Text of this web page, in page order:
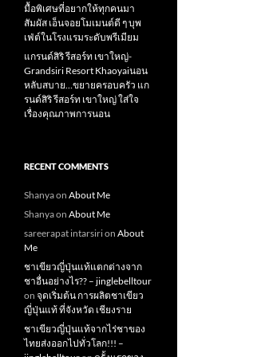
มื้อพิเศษที่อยากให้ทุกคนมา
สัมผัส เอ็นจอยโมเมนต์ดี ๆ บุพ
เฟ่ต์ในโรงแรมระดับพรีเมียม
แกรนด์สิริ​ รีสอร์ท​ เขาใหญ่​-
Grandsiri​ Resort​ Khaoyaiนอน
หลับสบาย…ขยายครอบครัว แก
รนด์สิริ รีสอร์ท เขาใหญ่ ใส่ใจ
เรื่องคุณภาพการนอน
RECENT COMMENTS
Shanyaon About Me
Shanyaon About Me
sareerapat intarsirion About
Me
ชาเขียวญี่ปุ่นแท้แตกต่างจาก
ชาอื่นอย่างไร?? – jinglebelltour
on จุดเริ่มต้น การผลิตชาเขียว
ญี่ปุ่นแท้ ที่จังหวัด เชียงราย
ชาเขียวญี่ปุ่นแท้จากไร่ชาของ
ไทยส่งออกไปทั่วโลก!!! –